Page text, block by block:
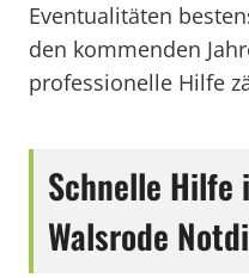
Eventualitäten
den kommenden
professionelle Hilfe
Schnelle Hilfe
Walsrode